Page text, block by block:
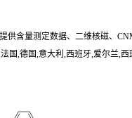
含量测定数据、二维核磁、
,德国,意大利,西班牙,爱尔兰,西